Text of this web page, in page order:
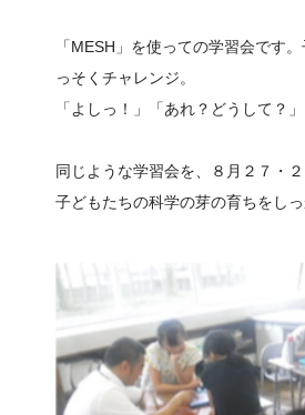
「MESH」を使っての学習会です
っそくチャレンジ。
「よしっ！」「あれ？どうして？
同じような学習会を、８月２７・
子どもたちの科学の芽の育ちをし